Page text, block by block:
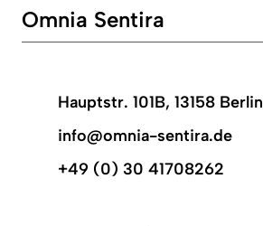
Omnia Sentira
Hauptstr. 101B, 13158 Berlin
info@omnia-sentira.de
+49 (0) 30 41708262